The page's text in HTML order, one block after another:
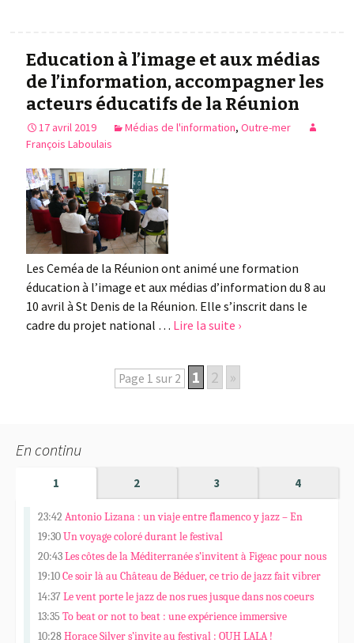
Education à l’image et aux médias
de l’information, accompagner les
acteurs éducatifs de la Réunion
17 avril 2019 Médias de l'information,Outre-mer
François Laboulais
Les Ceméa de la Réunion ont animé une formation
éducation à l’image et aux médias d’information du 8 au
10 avril à St Denis de la Réunion. Elle s’inscrit dans le
cadre du projet national … Lire la suite ›
Page 1 sur 2 1 2 »
En continu
1 2 3 4
23:42 Antonio Lizana : un viaje entre flamenco y jazz – En
Español
19:30Un voyage coloré durant le festival
20:43Les côtes de la Méditerranée s’invitent à Figeac pour nous
faire vibrer.
19:10Ce soir là au Château de Béduer, ce trio de jazz fait vibrer
des pierres et des âmes…
14:37Le vent porte le jazz de nos rues jusque dans nos coeurs
13:35 To beat or not to beat : une expérience immersive
10:28Horace Silver s’invite au festival : OUH LALA !